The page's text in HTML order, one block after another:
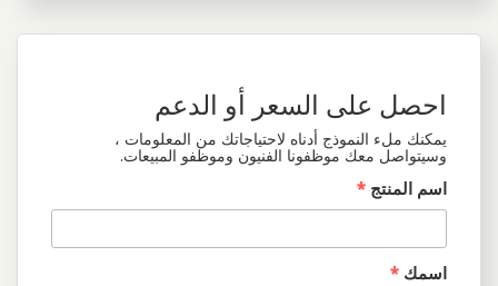
احصل على السعر أو الدعم
يمكنك ملء النموذج أدناه لاحتياجاتك من المعلومات ،
وسيتواصل معك موظفونا الفنيون وموظفو المبيعات.
اسم المنتج *
اسمك *